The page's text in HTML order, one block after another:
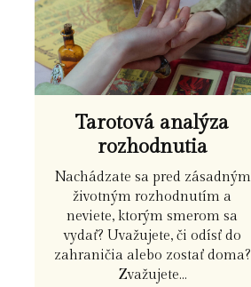
Tarotová analýza
rozhodnutia
Nachádzate sa pred zásadným
životným rozhodnutím a
neviete, ktorým smerom sa
vydať? Uvažujete, či odísť do
zahraničia alebo zostať doma?
Zvažujete...